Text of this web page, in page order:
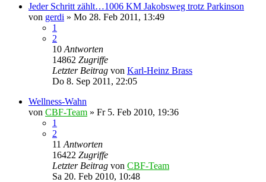
Jeder Schritt zählt…1006 KM Jakobsweg trotz Parkinson
von gerdi » Mo 28. Feb 2011, 13:49
1
2
10 Antworten
14862 Zugriffe
Letzter Beitrag von Karl-Heinz Brass
Do 8. Sep 2011, 22:05
Wellness-Wahn
von CBF-Team » Fr 5. Feb 2010, 19:36
1
2
11 Antworten
16422 Zugriffe
Letzter Beitrag von CBF-Team
Sa 20. Feb 2010, 10:48